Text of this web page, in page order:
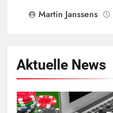
Martin Janssens
Aktuelle News